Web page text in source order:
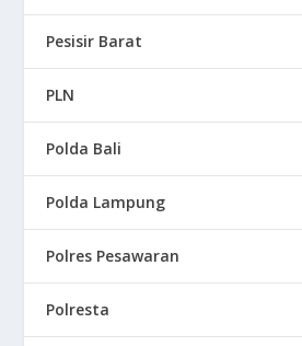
Pesisir Barat
PLN
Polda Bali
Polda Lampung
Polres Pesawaran
Polresta